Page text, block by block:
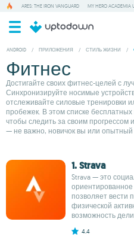
ARES: THE IRON VANGUARD MY HERO ACADEMIA
ANDROID / ПРИЛОЖЕНИЯ / СТИЛЬ ЖИЗНИ /
Фитнес
Достигайте своих фитнес-целей с
Синхронизируйте носимые
отслеживайте силовые тренировки
пробежек. В этом списке
чтобы следить за своим
— не важно, новичок вы или опытный
1. Strava
Strava — это
ориентированное
позволяет вести
физической
возможность
4.4